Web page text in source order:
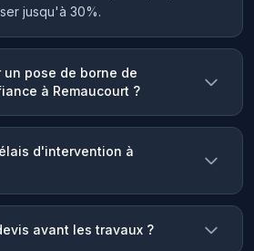
jusqu'à 30%.
un pose de borne de
à Remaucourt ?
d'intervention à
avant les travaux ?